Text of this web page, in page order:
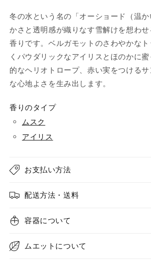
冬の水という名の「オーショード（温
かさと透明感が織りなす雪解けを想わ
香りです。ベルガモットのさわやかな
くパウダリックなアイリスとほのかに
的なヘリオトロープ、赤い実をつける
な心地よさを生み出します。
香りのタイプ
ムスク
アイリス
お支払い方法
配送方法・送料
容器について
ムエットについて